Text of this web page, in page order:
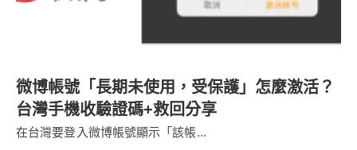
微博帳號「長期未使用，受保護」怎麼激活？
台灣手機收驗證碼+救回分享
在台灣要登入微博帳號顯示「該帳...